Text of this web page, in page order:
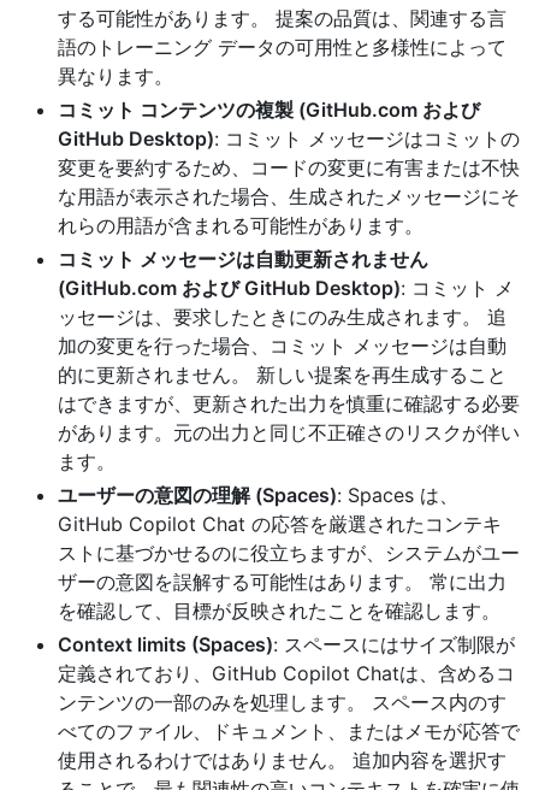
する可能性があります。 提案の品質は、関連する言
語のトレーニング データの可用性と多様性によって
異なります。
コミット コンテンツの複製 (GitHub.com および
GitHub Desktop): コミット メッセージはコミットの
変更を要約するため、コードの変更に有害または不快
な用語が表示された場合、生成されたメッセージにそ
れらの用語が含まれる可能性があります。
コミット メッセージは自動更新されません
(GitHub.com および GitHub Desktop): コミット メ
ッセージは、要求したときにのみ生成されます。 追
加の変更を行った場合、コミット メッセージは自動
的に更新されません。 新しい提案を再生成すること
はできますが、更新された出力を慎重に確認する必要
があります。元の出力と同じ不正確さのリスクが伴い
ます。
ユーザーの意図の理解 (Spaces): Spaces は、
GitHub Copilot Chat の応答を厳選されたコンテキ
ストに基づかせるのに役立ちますが、システムがユー
ザーの意図を誤解する可能性はあります。 常に出力
を確認して、目標が反映されたことを確認します。
Context limits (Spaces): スペースにはサイズ制限が
定義されており、GitHub Copilot Chatは、含めるコ
ンテンツの一部のみを処理します。 スペース内のす
べてのファイル、ドキュメント、またはメモが応答で
使用されるわけではありません。 追加内容を選択す